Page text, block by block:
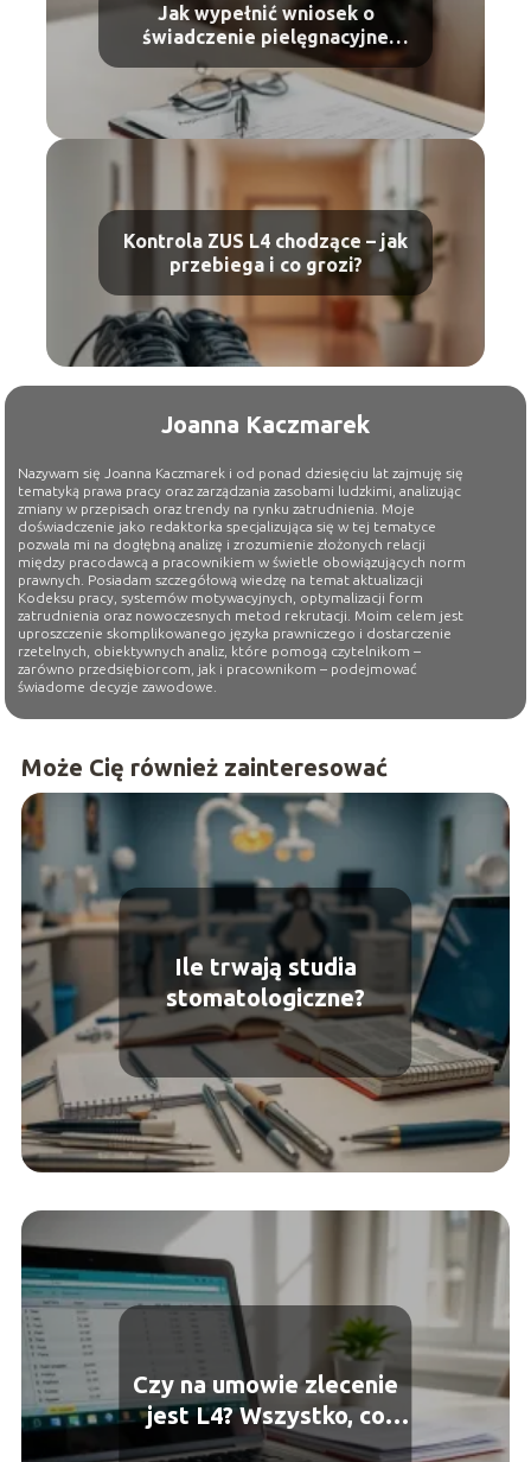
Jak wypełnić wniosek o
świadczenie pielęgnacyjne
wzór i instrukcja
Kontrola ZUS L4 chodzące – jak
przebiega i co grozi?
Joanna Kaczmarek
Nazywam się Joanna Kaczmarek i od ponad dziesięciu lat zajmuję się
tematyką prawa pracy oraz zarządzania zasobami ludzkimi, analizując
zmiany w przepisach oraz trendy na rynku zatrudnienia. Moje
doświadczenie jako redaktorka specjalizująca się w tej tematyce
pozwala mi na dogłębną analizę i zrozumienie złożonych relacji
między pracodawcą a pracownikiem w świetle obowiązujących norm
prawnych. Posiadam szczegółową wiedzę na temat aktualizacji
Kodeksu pracy, systemów motywacyjnych, optymalizacji form
zatrudnienia oraz nowoczesnych metod rekrutacji. Moim celem jest
uproszczenie skomplikowanego języka prawniczego i dostarczenie
rzetelnych, obiektywnych analiz, które pomogą czytelnikom –
zarówno przedsiębiorcom, jak i pracownikom – podejmować
świadome decyzje zawodowe.
Może Cię również zainteresować
Ile trwają studia
stomatologiczne?
Czy na umowie zlecenie
jest L4? Wszystko, co
musisz wiedzieć